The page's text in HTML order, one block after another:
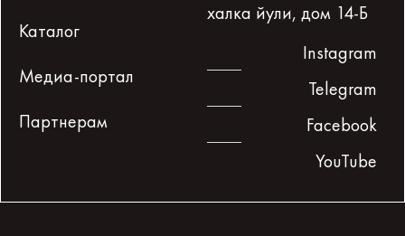
Каталог
Медиа-портал
Партнерам
халка йули, дом 14-Б
Instagram
Telegram
Facebook
YouTube